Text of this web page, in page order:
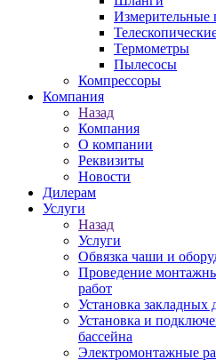
Измерительные
Термометры
Пылесосы
Компрессоры
Компания
Назад
Компания
О компании
Реквизиты
Новости
Дилерам
Услуги
Назад
Услуги
Обвязка чаши и
Проведение
работ
Установка закладных
Установка и
бассейна
Электромонтажные